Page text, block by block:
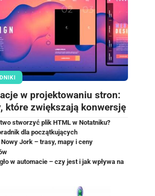
w projektowaniu stron:
które zwiększają konwersję
stworzyć plik HTML w Notatniku?
dla początkujących
Jork – trasy, mapy i ceny
w automacie – czy jest i jak wpływa na